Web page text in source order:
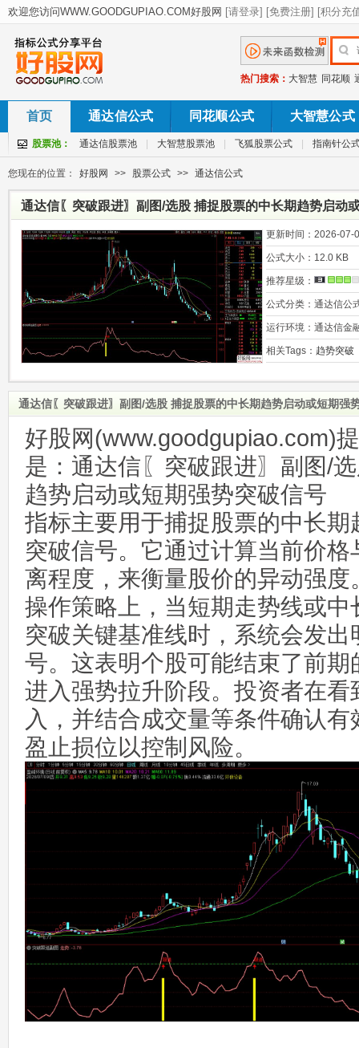
热门搜索： 大智慧 同花顺
首页 通达信公式 同花顺公式 大智慧公式
股票池： 通达信股票池 大智慧股票池 飞狐股票公式 指南针公
您现在的位置： 好股网 >> 股票公式 >> 通达信公式
通达信〖突破跟进〗副图/选股 捕捉股票的中长期趋势启动
更新时间： 2026-07-
公式大小： 12.0 KB
推荐星级：
公式分类： 通达信公
运行环境： 通达信金
相关Tags： 趋势突破
通达信〖突破跟进〗副图/选股 捕捉股票的中长期趋势启动或短期强
好股网(www.goodgupiao.com)
是：通达信〖突破跟进〗副图/
趋势启动或短期强势突破信号
指标主要用于捕捉股票的中长
突破信号。它通过计算当前价
离程度，来衡量股价的异动强度
操作策略上，当短期走势线或
突破关键基准线时，系统会发出
号。这表明个股可能结束了前
进入强势拉升阶段。投资者在
入，并结合成交量等条件确认
盈止损位以控制风险。